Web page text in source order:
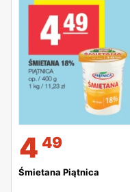
4 49
Śmietana Piątnica